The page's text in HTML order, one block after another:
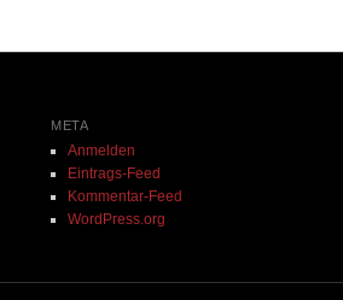
META
Anmelden
Eintrags-Feed
Kommentar-Feed
WordPress.org